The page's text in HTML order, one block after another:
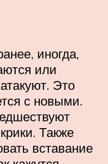
иногда,
или
Это
с новыми.
Также
вставание